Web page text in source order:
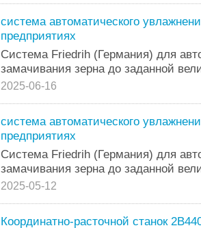
система автоматического
предприятиях
Система Friedrih (Германия) для
замачивания зерна до заданной
2025-06-16
система автоматического
предприятиях
Система Friedrih (Германия) для
замачивания зерна до заданной
2025-05-12
Координатно-расточной станок